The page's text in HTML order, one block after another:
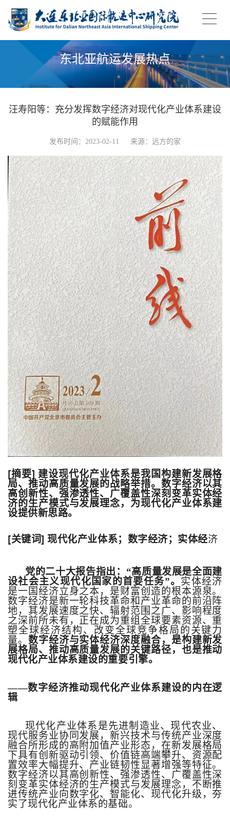
东北亚航运发展热点
汪寿阳等：充分发挥数字经济对现代化产业体系建设
的赋能作用
发布时间：2023-02-11 来源：远方的家
[摘要]建设现代化产业体系是我国构建新发展格
局、推动高质量发展的战略举措。数字经济以其
高创新性、强渗透性、广覆盖性深刻变革实体经
济的生产模式与发展理念，为现代化产业体系建
设提供新思路。
[关键词]现代化产业体系；数字经济；实体经济
党的二十大报告指出：“高质量发展是全面建
设社会主义现代化国家的首要任务”。 实体经济
是一国经济立身之本，是财富创造的根本源泉。
数字经济是新一轮科技革命和产业革命的前沿阵
地，其发展速度之快、辐射范围之广、影响程度
之深前所未有，正在成为重组全球要素资源、重
塑全球经济结构、改变全球竞争格局的关键力
量。 数字经济与实体经济深度融合，是构建新发
展格局、推动高质量发展的关键路径，也是推动
现代化产业体系建设的重要引擎。
——数字经济推动现代化产业体系建设的内在逻
辑
现代化产业体系是先进制造业、现代农业、
现代服务业协同发展，新兴技术与传统产业深度
融合所形成的高附加值产业形态，在新发展格局
下具有创新驱动引领、价值链高端攀升、资源配
置效率大幅提升、产业链韧性显著增强等特征。
数字经济以其高创新性、强渗透性、广覆盖性深
刻变革实体经济的生产模式与发展理念，不断推
进传统产业向数字化、智能化、现代化升级，夯
实了现代化产业体系的基础。